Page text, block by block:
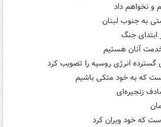
و نخواهم داد
به جنوب لبنان
آنان هستیم
گسترده انرژی روسیه را تصویب کرد
که به خود متکی باشیم
که خود ویران کرد